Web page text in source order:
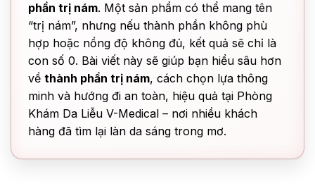
phần trị nám. Một sản phẩm có thể mang tên
“trị nám”, nhưng nếu thành phần không phù
hợp hoặc nồng độ không đủ, kết quả sẽ chỉ là
con số 0. Bài viết này sẽ giúp bạn hiểu sâu hơn
về thành phần trị nám, cách chọn lựa thông
minh và hướng đi an toàn, hiệu quả tại Phòng
Khám Da Liễu V-Medical – nơi nhiều khách
hàng đã tìm lại làn da sáng trong mơ.